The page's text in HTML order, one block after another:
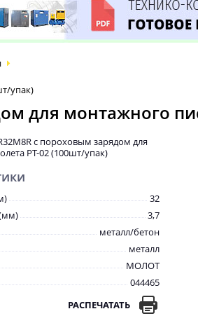
упак)
для монтажного
с пороховым зарядом для
PT-02 (100шт/упак)
32
3,7
металл/бетон
металл
МОЛОТ
044465
РАСПЕЧАТАТЬ